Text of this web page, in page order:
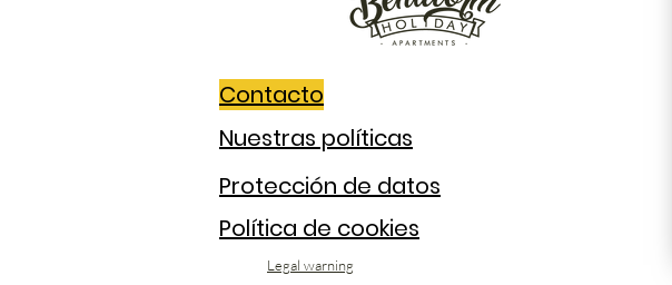
Contacto
Nuestras políticas
Protección de datos
Política de cookies
Legal warning